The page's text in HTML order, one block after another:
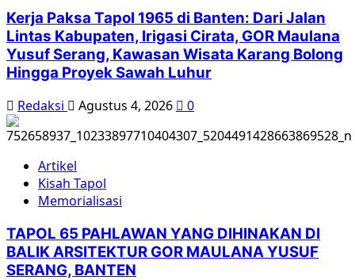
Kerja Paksa Tapol 1965 di Banten: Dari Jalan
Lintas Kabupaten, Irigasi Cirata, GOR Maulana
Yusuf Serang, Kawasan Wisata Karang Bolong
Hingga Proyek Sawah Luhur
Redaksi Agustus 4, 2026 0
Artikel
Kisah Tapol
Memorialisasi
TAPOL 65 PAHLAWAN YANG DIHINAKAN DI
BALIK ARSITEKTUR GOR MAULANA YUSUF
SERANG, BANTEN